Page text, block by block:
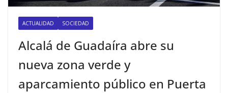
ACTUALIDAD SOCIEDAD
Alcalá de Guadaíra abre su
nueva zona verde y
aparcamiento público en Puerta